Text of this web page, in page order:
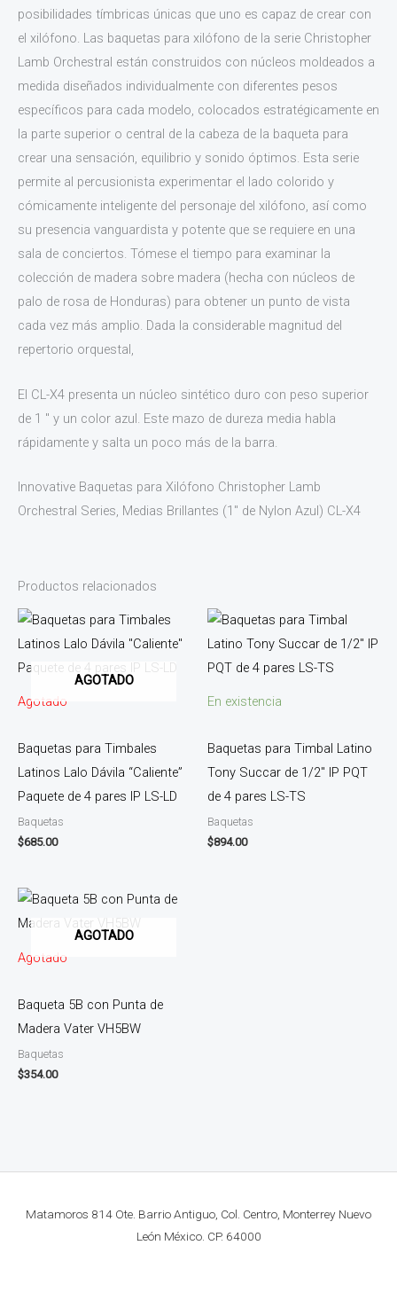
posibilidades tímbricas únicas que uno es capaz de crear con
el xilófono. Las baquetas para xilófono de la serie Christopher
Lamb Orchestral están construidos con núcleos moldeados a
medida diseñados individualmente con diferentes pesos
específicos para cada modelo, colocados estratégicamente en
la parte superior o central de la cabeza de la baqueta para
crear una sensación, equilibrio y sonido óptimos. Esta serie
permite al percusionista experimentar el lado colorido y
cómicamente inteligente del personaje del xilófono, así como
su presencia vanguardista y potente que se requiere en una
sala de conciertos. Tómese el tiempo para examinar la
colección de madera sobre madera (hecha con núcleos de
palo de rosa de Honduras) para obtener un punto de vista
cada vez más amplio. Dada la considerable magnitud del
repertorio orquestal,
El CL-X4 presenta un núcleo sintético duro con peso superior
de 1 ″ y un color azul. Este mazo de dureza media habla
rápidamente y salta un poco más de la barra.
Innovative Baquetas para Xilófono Christopher Lamb
Orchestral Series, Medias Brillantes (1″ de Nylon Azul) CL-X4
Productos relacionados
AGOTADO
Agotado
Baquetas para Timbales
Latinos Lalo Dávila “Caliente”
Paquete de 4 pares IP LS-LD
Baquetas
$685.00
En existencia
Baquetas para Timbal Latino
Tony Succar de 1/2″ IP PQT
de 4 pares LS-TS
Baquetas
$894.00
AGOTADO
Agotado
Baqueta 5B con Punta de
Madera Vater VH5BW
Baquetas
$354.00
Matamoros 814 Ote. Barrio Antiguo, Col. Centro, Monterrey Nuevo
León México. CP. 64000